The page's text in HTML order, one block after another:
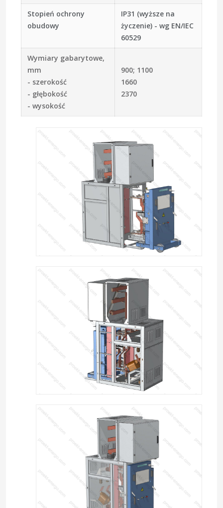
Stopień ochrony
obudowy
IP31 (wyższe na
życzenie) - wg EN/IEC
60529
Wymiary gabarytowe,
mm
- szerokość
- głębokość
- wysokość
900; 1100
1660
2370